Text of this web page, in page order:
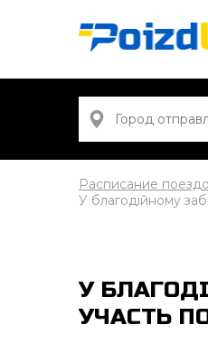
Расписание
У благодійному
У
УЧАСТЬ